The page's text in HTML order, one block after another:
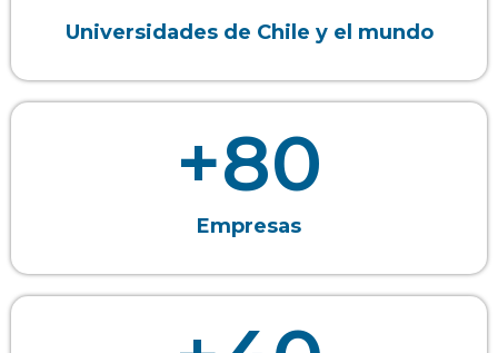
Universidades de Chile y el mundo
Empresas
+80